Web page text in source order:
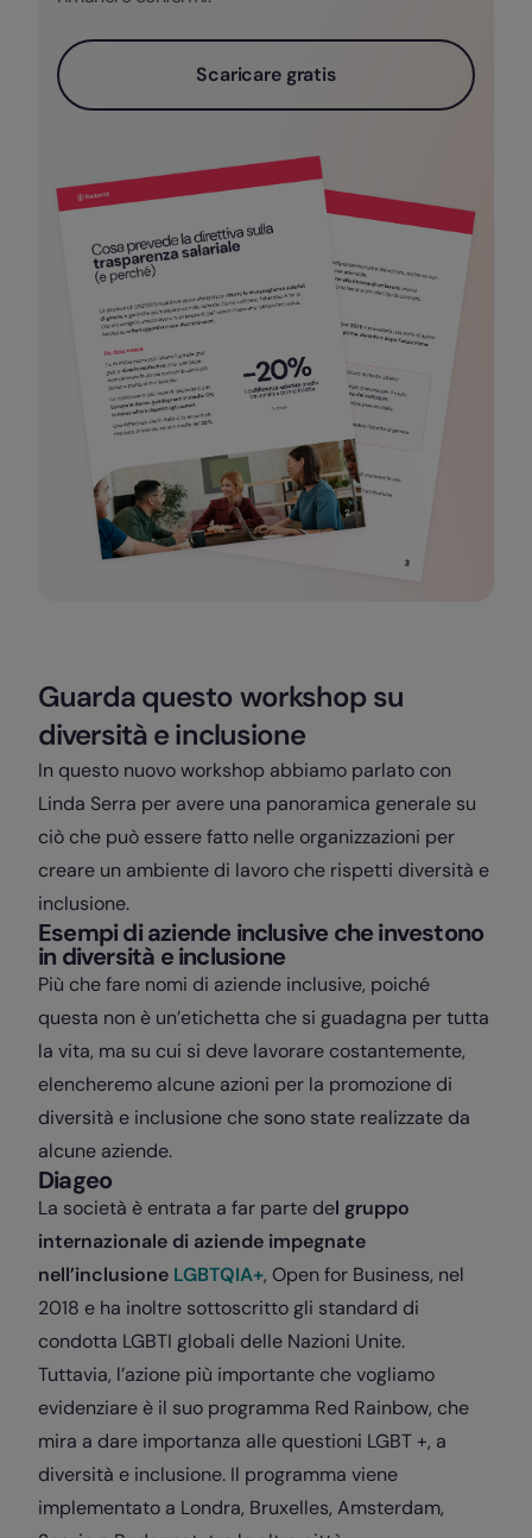
Scaricare gratis
Guarda questo workshop su
diversità e inclusione
In questo nuovo workshop abbiamo parlato con
Linda Serra per avere una panoramica generale su
ciò che può essere fatto nelle organizzazioni per
creare un ambiente di lavoro che rispetti diversità e
inclusione.
Esempi di aziende inclusive che investono
in diversità e inclusione
Più che fare nomi di aziende inclusive, poiché
questa non è un’etichetta che si guadagna per tutta
la vita, ma su cui si deve lavorare costantemente,
elencheremo alcune azioni per la promozione di
diversità e inclusione che sono state realizzate da
alcune aziende.
Diageo
La società è entrata a far parte del gruppo
internazionale di aziende impegnate
nell’inclusione LGBTQIA+, Open for Business, nel
2018 e ha inoltre sottoscritto gli standard di
condotta LGBTI globali delle Nazioni Unite.
Tuttavia, l’azione più importante che vogliamo
evidenziare è il suo programma Red Rainbow, che
mira a dare importanza alle questioni LGBT +, a
diversità e inclusione. Il programma viene
implementato a Londra, Bruxelles, Amsterdam,